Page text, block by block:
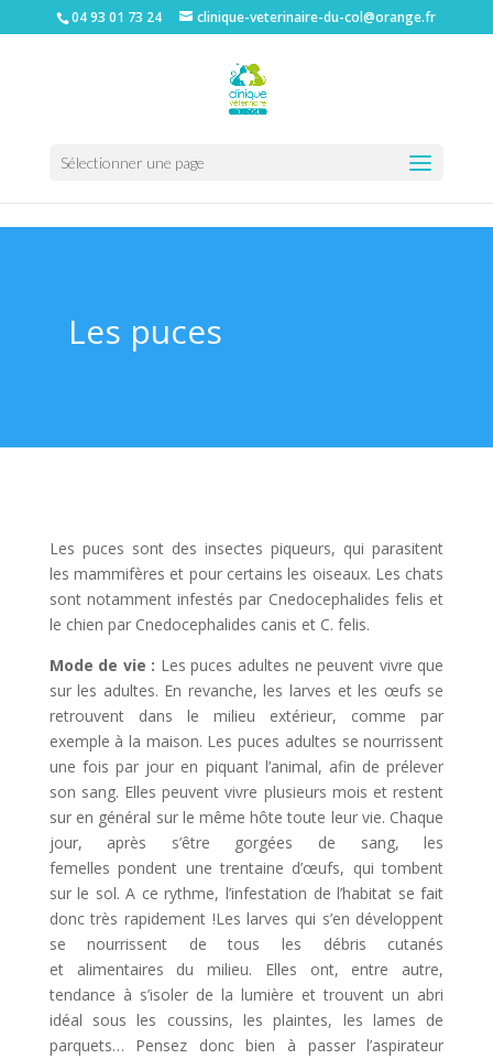
clinique vétérinaire à Nice|clinique vétérinaire 06|tarifs vétérinaire à Nice|clinique vétérinaire col de villefranche|castration chats et chiens à
04 93 01 73 24 clinique-veterinaire-du-col@orange.fr
Sélectionner une page
Les puces
Les puces sont des insectes piqueurs, qui parasitent
les mammifères et pour certains les oiseaux. Les chats
sont notamment infestés par Cnedocephalides felis et
le chien par Cnedocephalides canis et C. felis.
Mode de vie : Les puces adultes ne peuvent vivre que
sur les adultes. En revanche, les larves et les œufs se
retrouvent dans le milieu extérieur, comme par
exemple à la maison. Les puces adultes se nourrissent
une fois par jour en piquant l’animal, afin de prélever
son sang. Elles peuvent vivre plusieurs mois et restent
sur en général sur le même hôte toute leur vie. Chaque
jour, après s’être gorgées de sang, les
femelles pondent une trentaine d’œufs, qui tombent
sur le sol. A ce rythme, l’infestation de l’habitat se fait
donc très rapidement !Les larves qui s’en développent
se nourrissent de tous les débris cutanés
et alimentaires du milieu. Elles ont, entre autre,
tendance à s’isoler de la lumière et trouvent un abri
idéal sous les coussins, les plaintes, les lames de
parquets… Pensez donc bien à passer l’aspirateur